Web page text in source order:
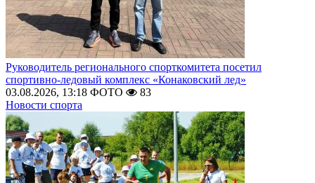
Руководитель регионального спорткомитета посетил
спортивно-ледовый комплекс «Конаковский лед»
03.08.2026, 13:18 ФОТО
83
Новости спорта